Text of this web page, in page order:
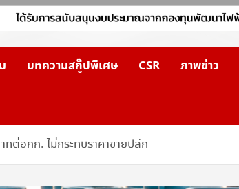
บทความสกู๊ปพิเศษ CSR ภาพข่าว
ทต่อกก. ไม่กระทบราคาขายปลีก